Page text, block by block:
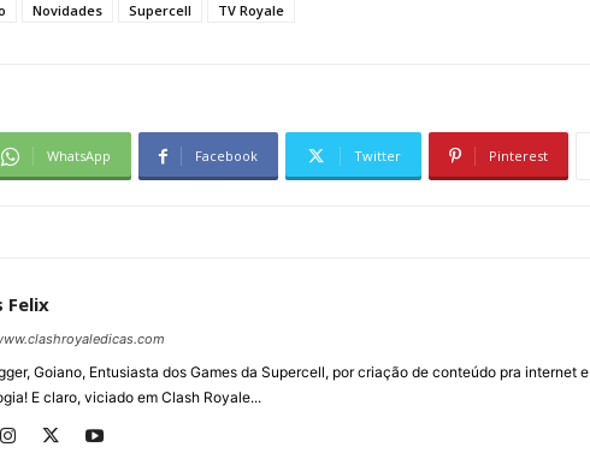
Novidades Supercell TV Royale
WhatsApp Facebook Twitter Pinterest
Felix
Goiano, Entusiasta dos Games da Supercell, por criação de conteúdo pra internet e
E claro, viciado em Clash Royale...